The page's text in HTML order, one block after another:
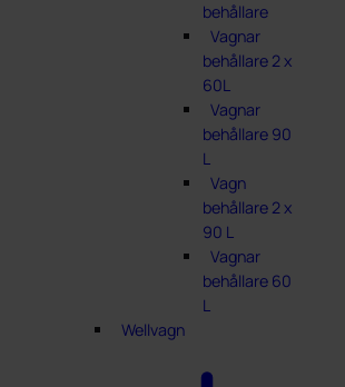
behållare
Vagnar
behållare 2 x
60L
Vagnar
behållare 90
L
Vagn
behållare 2 x
90 L
Vagnar
behållare 60
L
Wellvagn